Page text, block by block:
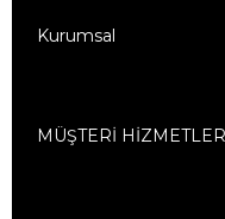
Kurumsal
MÜŞTERİ